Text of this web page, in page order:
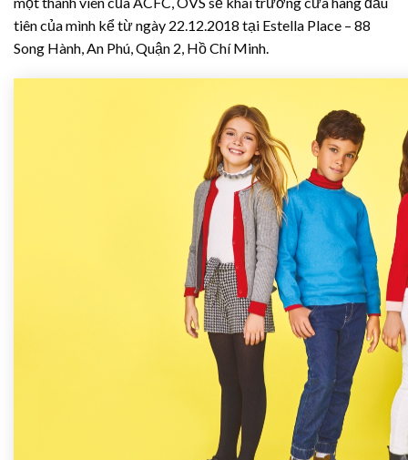
tiên của mình kể từ ngày 22.12.2018 tại Estella Place – 88
Song Hành, An Phú, Quận 2, Hồ Chí Minh.